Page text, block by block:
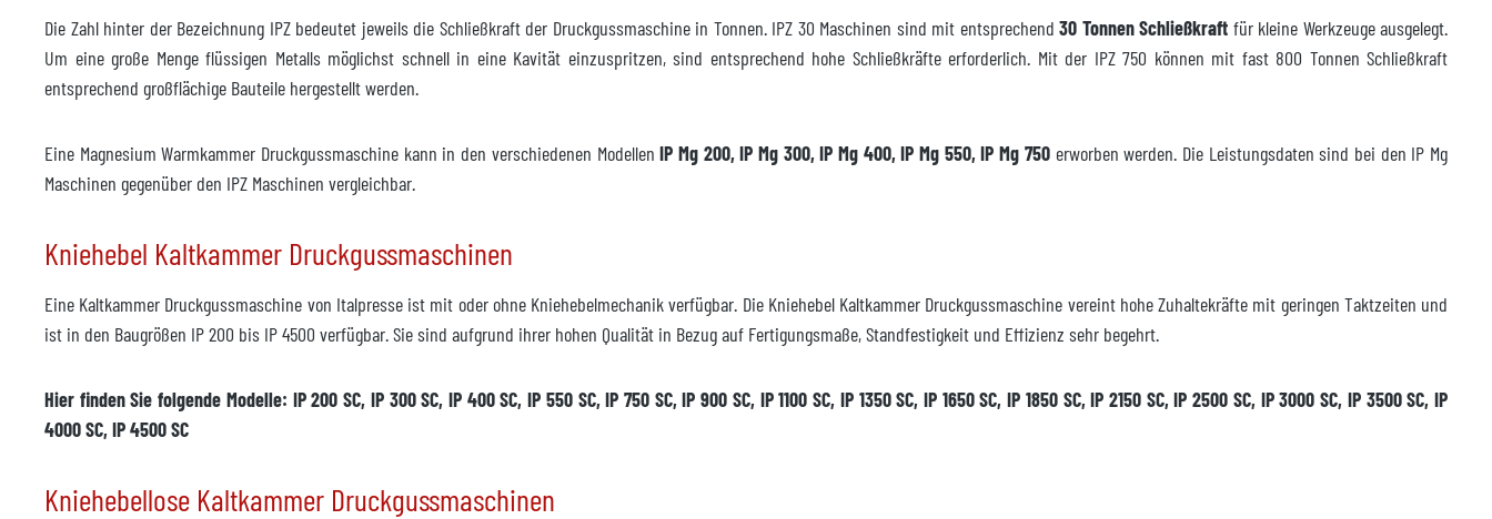
Hersteller
Modell
Lieferzeit
Die Zahl hinter der Bezeichnung IPZ bedeutet jeweils die Schließkraft der Druckgussmaschine in Tonnen. IPZ 30 Maschinen sind mit entsprechend 30 Tonnen Schließkraft für kleine Werkzeuge ausgelegt.
Um eine große Menge flüssigen Metalls möglichst schnell in eine Kavität einzuspritzen, sind entsprechend hohe Schließkräfte erforderlich. Mit der IPZ 750 können mit fast 800 Tonnen Schließkraft
entsprechend großflächige Bauteile hergestellt werden.
Eine Magnesium Warmkammer Druckgussmaschine kann in den verschiedenen ModellenIP Mg 200, IP Mg 300, IP Mg 400, IP Mg 550, IP Mg 750erworben werden. Die Leistungsdaten sind bei den IP Mg
Maschinen gegenüber den IPZ Maschinen vergleichbar.
Kniehebel Kaltkammer Druckgussmaschinen
Eine Kaltkammer Druckgussmaschine von Italpresse ist mit oder ohne Kniehebelmechanik verfügbar. Die Kniehebel Kaltkammer Druckgussmaschine vereint hohe Zuhaltekräfte mit geringen Taktzeiten und
ist in den Baugrößen IP 200 bis IP 4500 verfügbar. Sie sind aufgrund ihrer hohen Qualität in Bezug auf Fertigungsmaße, Standfestigkeit und Effizienz sehr begehrt.
Hier finden Sie folgende Modelle: IP 200 SC, IP 300 SC, IP 400 SC, IP 550 SC, IP 750 SC, IP 900 SC, IP 1100 SC, IP 1350 SC, IP 1650 SC, IP 1850 SC, IP 2150 SC, IP 2500 SC, IP 3000 SC, IP 3500 SC, IP
4000 SC, IP 4500 SC
Kniehebellose Kaltkammer Druckgussmaschinen